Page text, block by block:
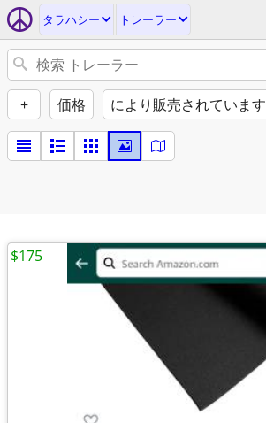
タラハシー トレーラー
+ 価格 により販売されています
$175